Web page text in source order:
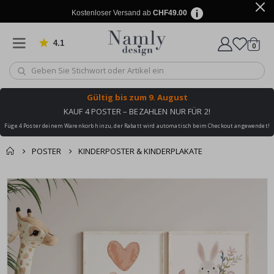
Kostenloser Versand ab CHF49.00
4.1 von 1025 Bewertungen
Wagen
0
Gültig bis zum 9. August
KAUF 4 POSTER – BEZAHLEN NUR FÜR 2!
Füge 4 Poster deinem Warenkorb hinzu, der Rabatt wird automatisch beim Checkout angewendet!
POSTER KINDERPOSTER & KINDERPLAKATE
Zusammen gekaufte
Produkte
Zum
Ende
der
Bildgalerie
springen